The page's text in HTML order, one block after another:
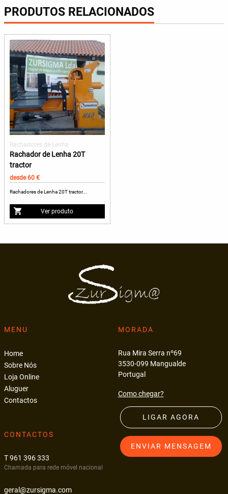
PRODUTOS RELACIONADOS
Rachadores de Lenha
Rachador de Lenha 20T
tractor
desde 60 €
Rachadores de Lenha 20T tractor...
Ver produto
MENU
Home
Sobre Nós
Loja Online
Aluguer
Contactos
MORADA
Rua Mira Serra nº69
3530-099 Mangualde
Portugal
Como chegar?
CONTACTOS
T 961 396 333
Chamada para rede móvel nacional
geral@zursigma.com
LIGAR AGORA
ENVIAR MENSAGEM